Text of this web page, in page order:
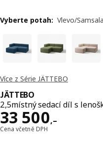
Více z Série JÄTTEBO
JÄTTEBO
2,5místný sedací díl s
33 500,–
Cena 33500,–
Cena včetně DPH
Vyberte potah: Vlevo/